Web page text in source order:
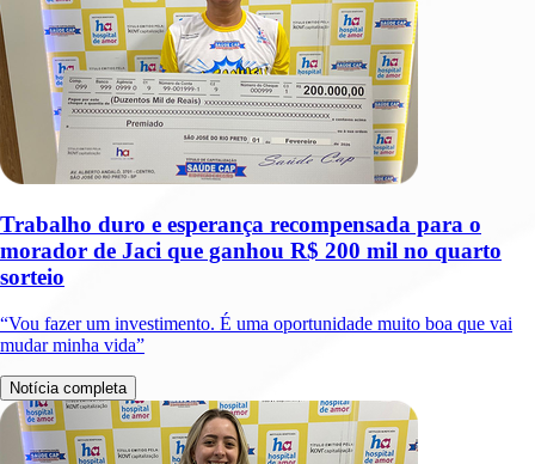
Trabalho duro e esperança recompensada para o
morador de Jaci que ganhou R$ 200 mil no quarto
sorteio
“Vou fazer um investimento. É uma oportunidade muito boa que vai
mudar minha vida”
Notícia completa